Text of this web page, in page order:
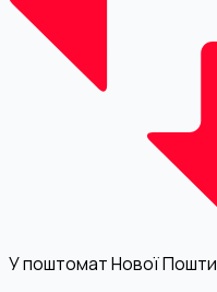
У поштомат Нової Пошти